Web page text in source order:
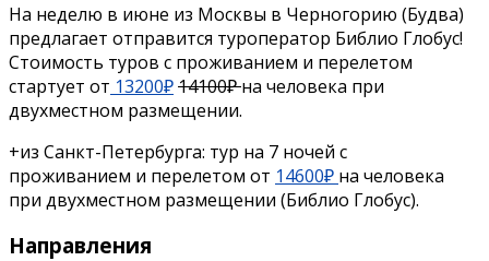
На неделю в июне из Москвы в Черногорию (Будва)
предлагает отправится туроператор Библио Глобус!
Стоимость туров с проживанием и перелетом
стартует от 13200₽14100₽на человека при
двухместном размещении.
+из Санкт-Петербурга: тур на 7 ночей с
проживанием и перелетом от 14600₽ на человека
при двухместном размещении (Библио Глобус).
Направления